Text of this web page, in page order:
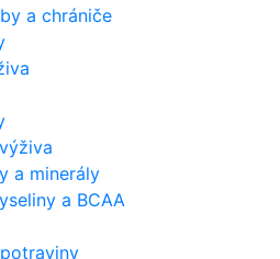
a chrániče
a minerály
a BCAA